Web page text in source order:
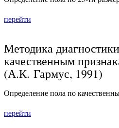
перейти
Методика
качественным
(А.К. Гармус, 1991)
Определение пола по
перейти